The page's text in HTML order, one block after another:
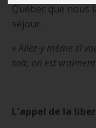
Québec que nous
séjour.
« Allez-y même si
soit, on est
L'appel de la